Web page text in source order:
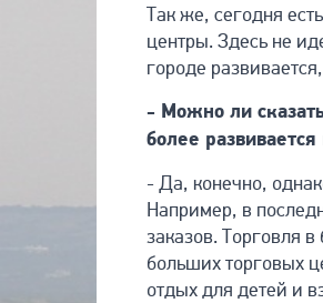
Так же, сегодня
центры. Здесь не
городе
- Можно ли
более
- Да, конечно,
Например, в
заказов. Торговля
больших торговых
отдых для детей и